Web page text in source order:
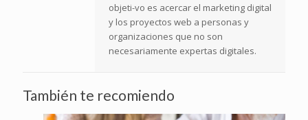
objeti-vo es acercar el marketing digital
y los proyectos web a personas y
organizaciones que no son
necesariamente expertas digitales.
También te recomiendo